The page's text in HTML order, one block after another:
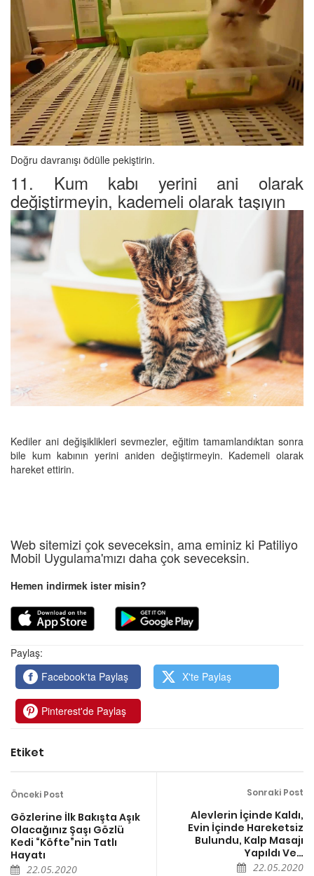
Doğru davranışı ödülle pekiştirin.
11. Kum kabı yerini ani olarak
değiştirmeyin, kademeli olarak taşıyın
Kediler ani değişiklikleri sevmezler, eğitim tamamlandıktan sonra
bile kum kabının yerini aniden değiştirmeyin. Kademeli olarak
hareket ettirin.
Web sitemizi çok seveceksin, ama eminiz ki Patiliyo
Mobil Uygulama'mızı daha çok seveceksin.
Hemen indirmek ister misin?
Paylaş:
Facebook'ta Paylaş
X'te Paylaş
Pinterest'de Paylaş
Etiket
Önceki Post
Gözlerine İlk Bakışta Aşık
Olacağınız Şaşı Gözlü
Kedi “Köfte”nin Tatlı
Hayatı
22.05.2020
Sonraki Post
Alevlerin İçinde Kaldı,
Evin İçinde Hareketsiz
Bulundu, Kalp Masajı
Yapıldı Ve…
22.05.2020